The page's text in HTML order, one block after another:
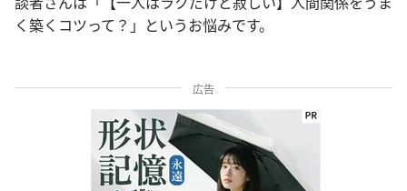
く築くコツって？」というお悩みです。
広告